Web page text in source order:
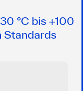
°C bis +100
Standards